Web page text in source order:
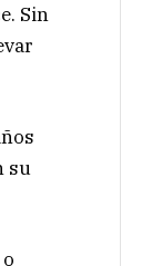
Sin
su